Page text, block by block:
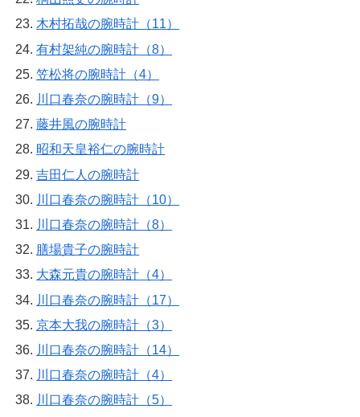
木村拓哉の腕時計（11）
有村架純の腕時計（8）
笠松将の腕時計（4）
川口春奈の腕時計（9）
藤井風の腕時計
昭和天皇裕仁の腕時計
吉田仁人の腕時計
川口春奈の腕時計（10）
川口春奈の腕時計（8）
膳場貴子の腕時計
大森元貴の腕時計（4）
川口春奈の腕時計（17）
京本大我の腕時計（3）
川口春奈の腕時計（14）
川口春奈の腕時計（4）
川口春奈の腕時計（5）